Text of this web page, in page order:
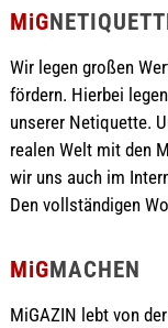
MiG
Wir legen großen
fördern. Hierbei
unserer Netiquette.
realen Welt mit den
wir uns auch im
Den vollständigen
MiGMACHEN
MiGAZIN lebt von